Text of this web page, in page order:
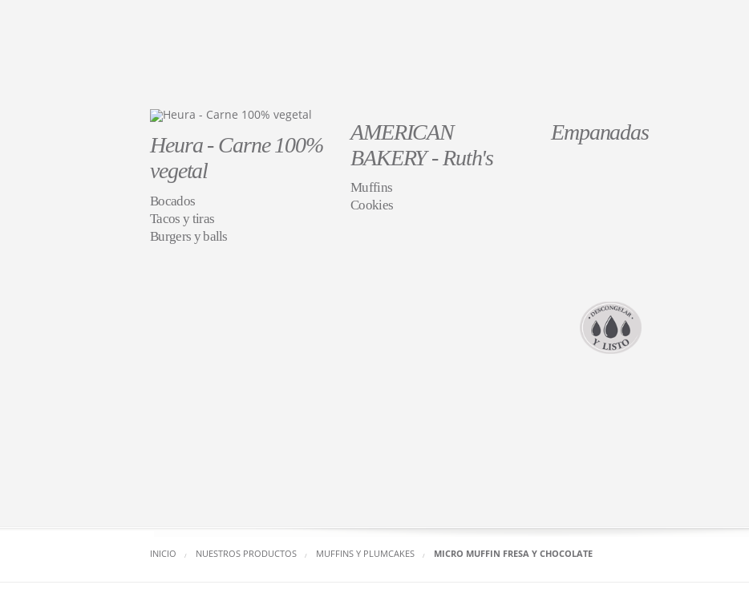
Heura - Carne 100%
vegetal
Bocados
Tacos y tiras
Burgers y balls
AMERICAN
BAKERY - Ruth's
Muffins
Cookies
Empanadas
INICIO NUESTROS PRODUCTOS MUFFINS Y PLUMCAKES MICRO MUFFIN FRESA Y CHOCOLATE